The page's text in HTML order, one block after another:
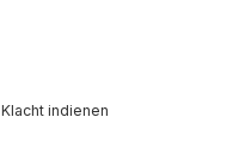
Klacht indienen